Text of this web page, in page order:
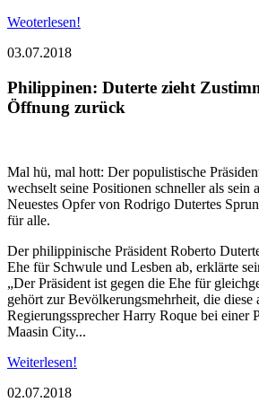
Weoterlesen!
03.07.2018
Philippinen: Duterte zieht
Öffnung zurück
Mal hü, mal hott: Der populistische
wechselt seine Positionen schneller als sein
Neuestes Opfer von Rodrigo Dutertes
für alle.
Der philippinische Präsident Roberto
Ehe für Schwule und Lesben ab, erklärte
„Der Präsident ist gegen die Ehe für
gehört zur Bevölkerungsmehrheit, die diese
Regierungssprecher Harry Roque bei einer
Maasin City...
Weiterlesen!
02.07.2018